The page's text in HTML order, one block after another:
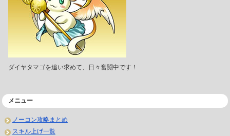
ダイヤタマゴを追い求めて、日々奮闘中です！
メニュー
ノーコン攻略まとめ
スキル上げ一覧